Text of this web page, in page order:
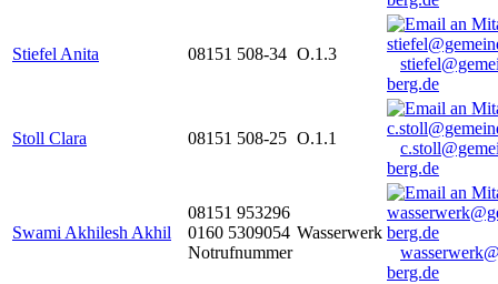
Stiefel Anita 08151 508-34 O.1.3
berg.de
Stoll Clara 08151 508-25 O.1.1
berg.de
Swami Akhilesh Akhil
08151 953296
0160 5309054
Notrufnummer
Wasserwerk
berg.de